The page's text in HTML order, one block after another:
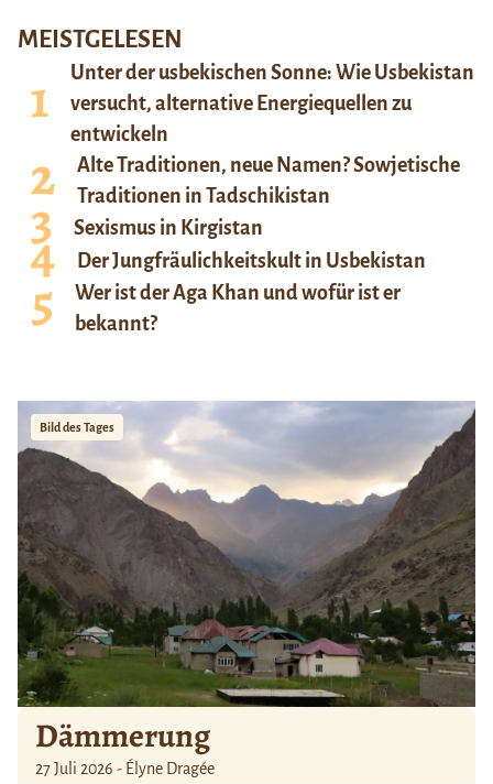
MEISTGELESEN
Unter der usbekischen Sonne: Wie Usbekistan
versucht, alternative Energiequellen zu
entwickeln
Alte Traditionen, neue Namen? Sowjetische
Traditionen in Tadschikistan
Sexismus in Kirgistan
Der Jungfräulichkeitskult in Usbekistan
Wer ist der Aga Khan und wofür ist er
bekannt?
Bild des Tages
Dämmerung
27 Juli 2026 - Élyne Dragée